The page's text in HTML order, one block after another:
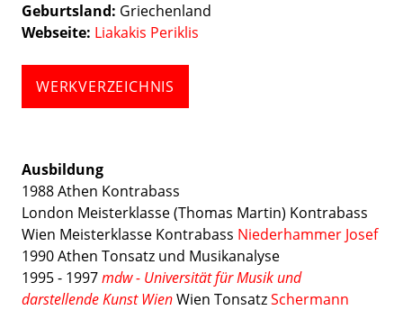
Geburtsland Griechenland
Webseite Liakakis Periklis
WERKVERZEICHNIS
Ausbildung
1988 Athen Kontrabass
London Meisterklasse (Thomas Martin) Kontrabass
Wien Meisterklasse Kontrabass Niederhammer Josef
1990 Athen Tonsatz und Musikanalyse
1995 - 1997mdw - Universität für Musik und
darstellende Kunst WienWien TonsatzSchermann